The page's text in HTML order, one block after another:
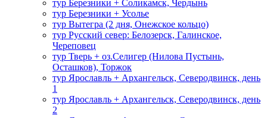
тур Березники + Соликамск, Чердынь
тур Березники + Усолье
тур Вытегра (2 дня, Онежское кольцо)
тур Русский север: Белозерск, Галинское,
Череповец
тур Тверь + оз.Селигер (Нилова Пустынь,
Осташков), Торжок
тур Ярославль + Архангельск, Северодвинск, день
1
тур Ярославль + Архангельск, Северодвинск, день
2